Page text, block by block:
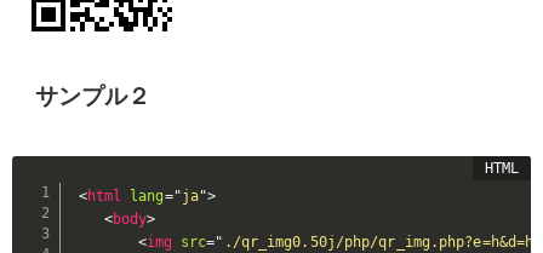
サンプル２
<html lang="ja">
<body>
<img src=" ./qr_img0.50j/php/